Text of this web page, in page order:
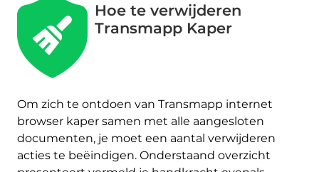
Hoe te verwijderen
Transmapp Kaper
Om zich te ontdoen van Transmapp internet
browser kaper samen met alle aangesloten
documenten, je moet een aantal verwijderen
acties te beëindigen. Onderstaand overzicht